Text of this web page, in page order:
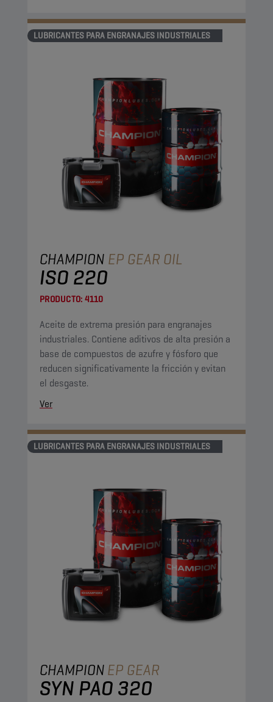
LUBRICANTES PARA ENGRANAJES INDUSTRIALES
CHAMPION EP GEAR OIL
ISO 220
PRODUCTO: 4110
Aceite de extrema presión para engranajes
industriales. Contiene aditivos de alta presión a
base de compuestos de azufre y fósforo que
reducen significativamente la fricción y evitan
el desgaste.
Ver
LUBRICANTES PARA ENGRANAJES INDUSTRIALES
CHAMPIONEP GEAR
SYN PAO 320